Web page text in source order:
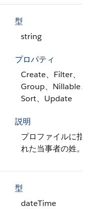
型
string
プロパティ
Create、Filter、
Group、Nillable、
Sort、Update
説明
プロファイルに指
れた当事者の姓。
型
dateTime